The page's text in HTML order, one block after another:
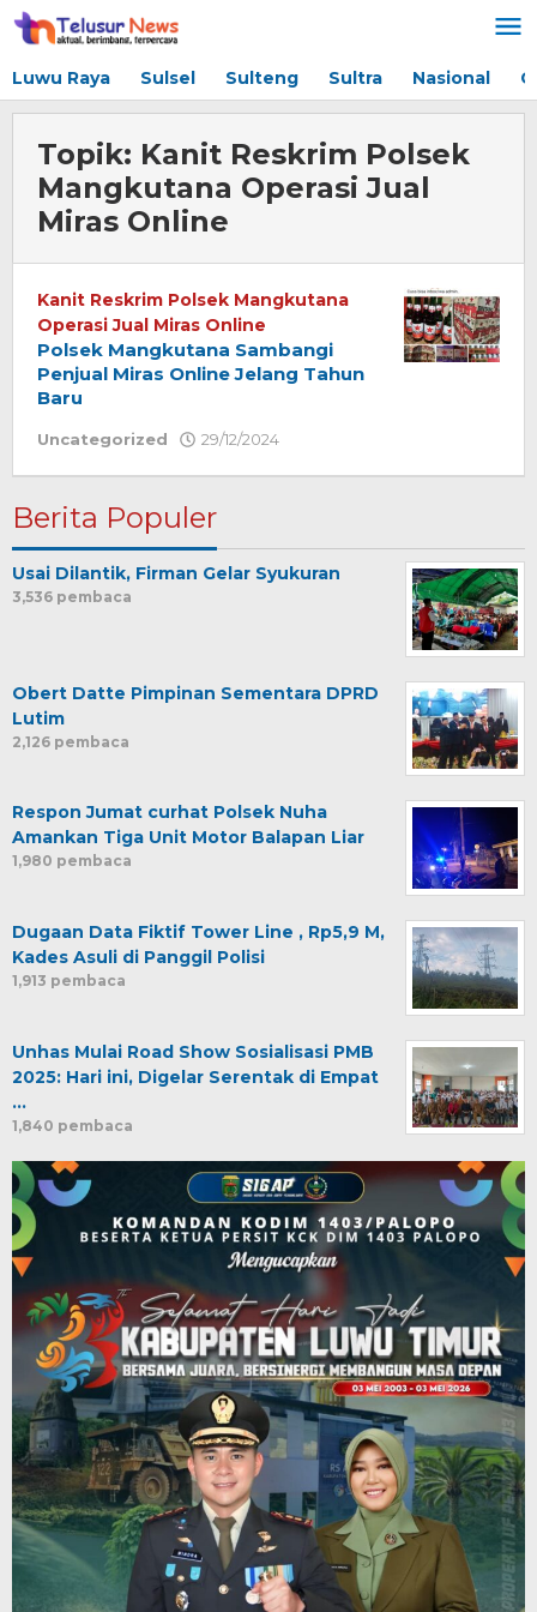
Lewati
ke
Luwu Raya Sulsel Sulteng Sultra Nasional
Topik: Kanit Reskrim Polsek
Mangkutana Operasi Jual
Miras Online
Kanit Reskrim Polsek Mangkutana
Operasi Jual Miras Online
Polsek Mangkutana Sambangi
Penjual Miras Online Jelang Tahun
Baru
Uncategorized 29/12/2024
Berita Populer
Usai Dilantik, Firman Gelar Syukuran
3,536 pembaca
Obert Datte Pimpinan Sementara DPRD
Lutim
2,126 pembaca
Respon Jumat curhat Polsek Nuha
Amankan Tiga Unit Motor Balapan Liar
1,980 pembaca
Dugaan Data Fiktif Tower Line , Rp5,9 M,
Kades Asuli di Panggil Polisi
1,913 pembaca
Unhas Mulai Road Show Sosialisasi PMB
2025: Hari ini, Digelar Serentak di Empat
…
1,840 pembaca